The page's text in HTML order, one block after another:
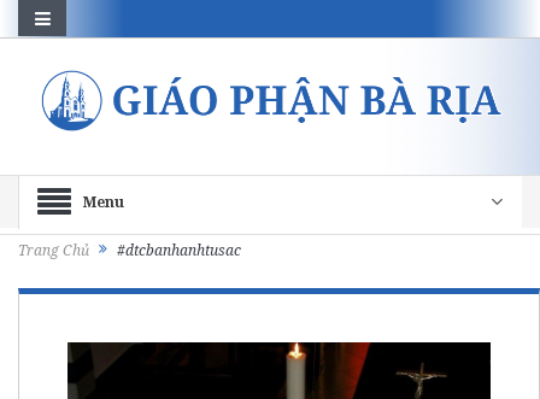
Menu
Trang Chủ #dtcbanhanhtusac